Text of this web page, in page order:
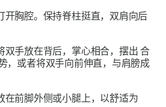
开胸腔。保持脊柱挺直，双肩向后
双手放在背后，掌心相合，摆出合
，或者将双手向前伸直，与肩膀成
在前脚外侧或小腿上，以舒适为